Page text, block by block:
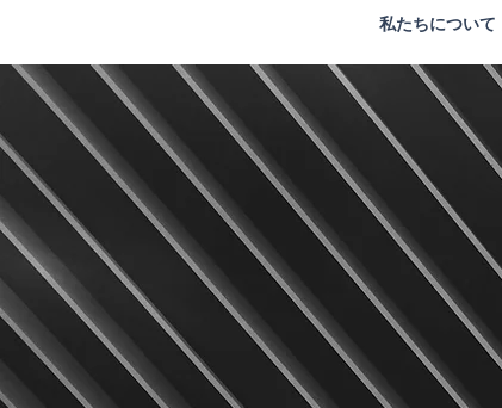
私たちについて